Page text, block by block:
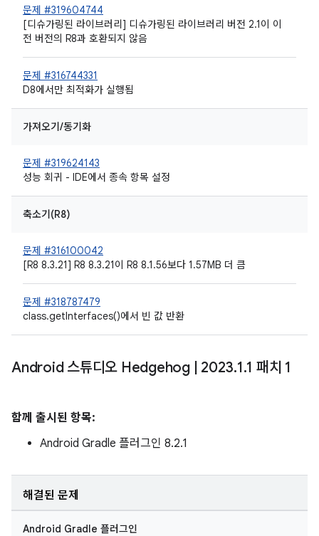
문제 #319604744
[디슈가링된 라이브러리] 디슈가링된 라이브러리 버전 2.1이 이
전 버전의 R8과 호환되지 않음
문제 #316744331
D8에서만 최적화가 실행됨
가져오기/동기화
문제 #319624143
성능 회귀 - IDE에서 종속 항목 설정
축소기(R8)
문제 #316100042
[R8 8.3.21] R8 8.3.21이 R8 8.1.56보다 1.57MB 더 큼
문제 #318787479
class.getInterfaces()에서 빈 값 반환
Android 스튜디오 Hedgehog 2023.1.1 패치 1
함께 출시된 항목:
Android Gradle 플러그인 8.2.1
해결된 문제
Android Gradle 플러그인